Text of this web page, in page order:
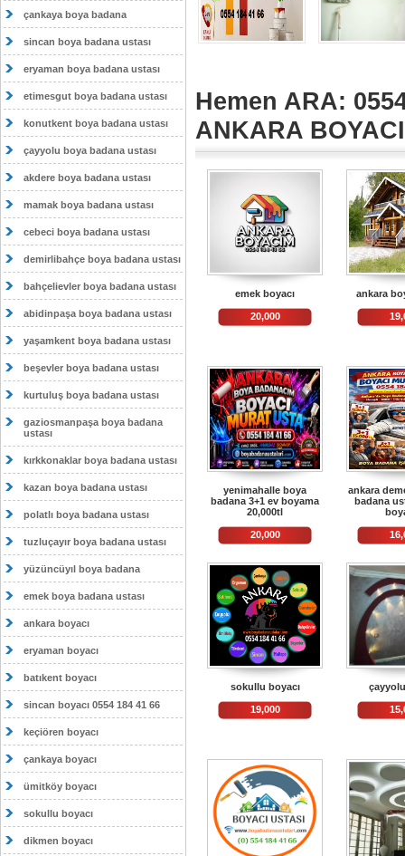
çankaya boya badana
sincan boya badana ustası
eryaman boya badana ustası
etimesgut boya badana ustası
konutkent boya badana ustası
çayyolu boya badana ustası
akdere boya badana ustası
mamak boya badana ustası
cebeci boya badana ustası
demirlibahçe boya badana ustası
bahçelievler boya badana ustası
abidinpaşa boya badana ustası
yaşamkent boya badana ustası
beşevler boya badana ustası
kurtuluş boya badana ustası
gaziosmanpaşa boya badana
ustası
kırkkonaklar boya badana ustası
kazan boya badana ustası
polatlı boya badana ustası
tuzluçayır boya badana ustası
yüzüncüyıl boya badana
emek boya badana ustası
ankara boyacı
eryaman boyacı
batıkent boyacı
sincan boyacı 0554 184 41 66
keçiören boyacı
çankaya boyacı
ümitköy boyacı
sokullu boyacı
dikmen boyacı
Hemen ARA:
ANKARA
emek boyacı
20,000
ankara
yenimahalle boya
badana 3+1 ev boyama
20,000tl
20,000
ankara
badana
sokullu boyacı
19,000